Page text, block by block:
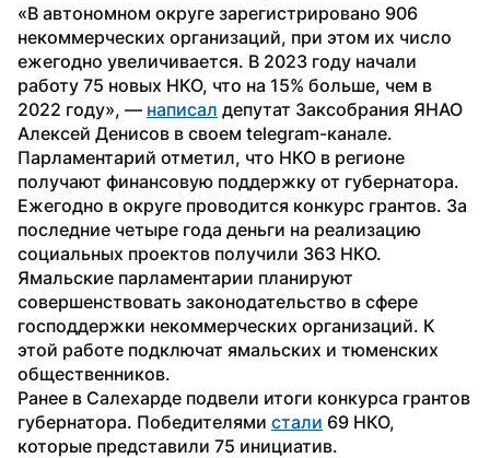
«В автономном округе зарегистрировано 906
некоммерческих организаций, при этом их число
ежегодно увеличивается. В 2023 году начали
работу 75 новых НКО, что на 15% больше, чем в
2022 году», — написал депутат Заксобрания ЯНАО
Алексей Денисов в своем telegram-канале.
Парламентарий отметил, что НКО в регионе
получают финансовую поддержку от губернатора.
Ежегодно в округе проводится конкурс грантов. За
последние четыре года деньги на реализацию
социальных проектов получили 363 НКО.
Ямальские парламентарии планируют
совершенствовать законодательство в сфере
господдержки некоммерческих организаций. К
этой работе подключат ямальских и тюменских
общественников.
Ранее в Салехарде подвели итоги конкурса грантов
губернатора. Победителями стали 69 НКО,
которые представили 75 инициатив.